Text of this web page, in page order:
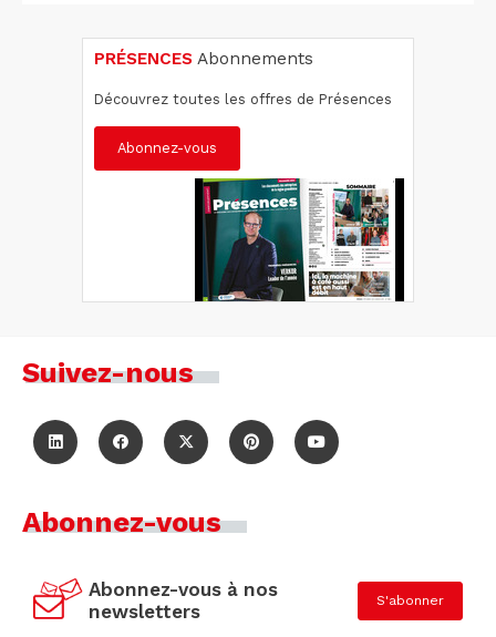
PRÉSENCES Abonnements
Découvrez toutes les offres de Présences
Abonnez-vous
Suivez-nous
Abonnez-vous
Abonnez-vous à nos
newsletters
S'abonner